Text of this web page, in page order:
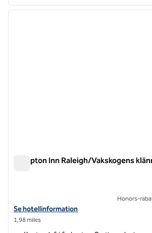
1 av 12
Hampton Inn Raleigh/Vakskogens
Visa hotelldetaljer för Hampton Inn Raleigh/
Se hotellinformation
1,98 miles
Honors-